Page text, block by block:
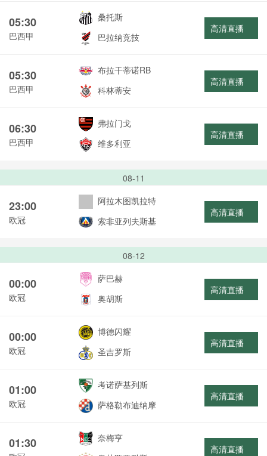
05:30
巴西甲
桑托斯
巴拉纳竞技
高清直播
05:30
巴西甲
布拉干蒂诺RB
科林蒂安
高清直播
06:30
巴西甲
弗拉门戈
维多利亚
高清直播
08-11
23:00
欧冠
阿拉木图凯拉特
索非亚列夫斯基
高清直播
08-12
00:00
欧冠
萨巴赫
奥胡斯
高清直播
00:00
欧冠
博德闪耀
圣吉罗斯
高清直播
01:00
欧冠
考诺萨基列斯
萨格勒布迪纳摩
高清直播
01:30
奈梅亨
高清直播